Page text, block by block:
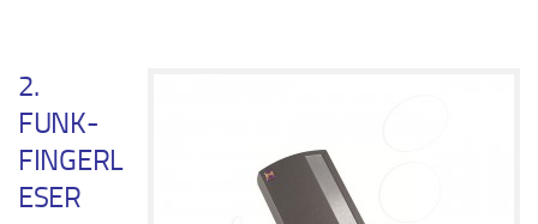
2.
FUNK-
FINGERL
ESER